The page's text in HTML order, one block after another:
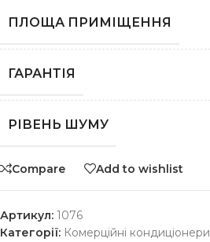
ПЛОЩА ПРИМІЩЕННЯ
ГАРАНТІЯ
РІВЕНЬ ШУМУ
Compare Add to wishlist
Артикул: 1076
Категорії: Комерційні кондиціонери